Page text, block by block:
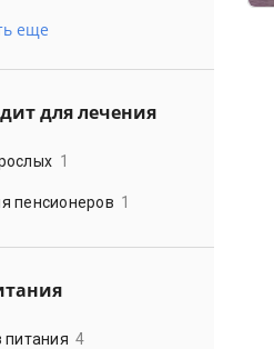
еще
для лечения
1
пенсионеров 1
питания 4